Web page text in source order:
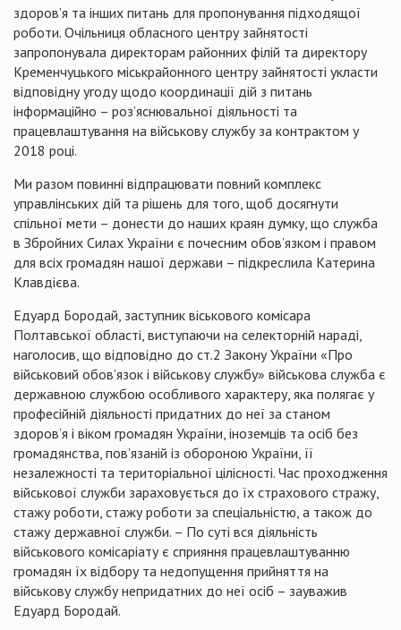
здоров’я та інших питань для пропонування підходящої
роботи. Очільниця обласного центру зайнятості
запропонувала директорам районних філій та директору
Кременчуцького міськрайонного центру зайнятості укласти
відповідну угоду щодо координації дій з питань
інформаційно – роз’яснювальної діяльності та
працевлаштування на військову службу за контрактом у
2018 році.
Ми разом повинні відпрацювати повний комплекс
управлінських дій та рішень для того, щоб досягнути
спільної мети – донести до наших краян думку, що служба
в Збройних Силах України є почесним обов’язком і правом
для всіх громадян нашої держави – підкреслила Катерина
Клавдієва.
Едуард Бородай, заступник віськового комісара
Полтавської області, виступаючи на селекторній нараді,
наголосив, що відповідно до ст.2 Закону України «Про
військовий обов’язок і військову службу» військова служба є
державною службою особливого характеру, яка полягає у
професійній діяльності придатних до неї за станом
здоров’я і віком громадян України, іноземців та осіб без
громадянства, пов’язаній із обороною України, її
незалежності та територіальної цілісності. Час проходження
військової служби зараховується до їх страхового стражу,
стажу роботи, стажу роботи за спеціальністю, а також до
стажу державної служби. – По суті вся діяльність
військового комісаріату є сприяння працевлаштуванню
громадян їх відбору та недопущення прийняття на
військову службу непридатних до неї осіб – зауважив
Едуард Бородай.